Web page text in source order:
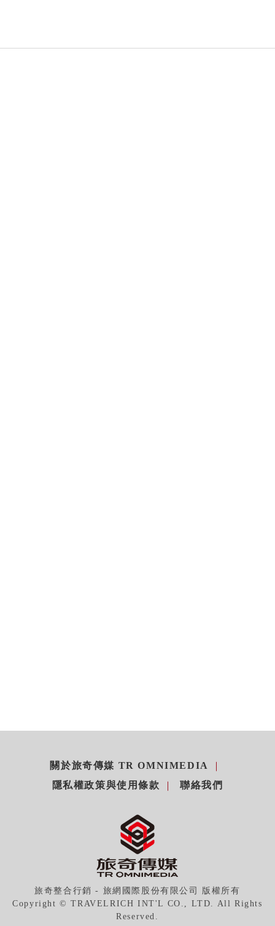
關於旅奇傳媒 TR OMNIMEDIA
隱私權政策與使用條款
聯絡我們
旅奇整合行銷 - 旅網國際股份有限公司 版權所有
Copyright © TRAVELRICH INT'L CO., LTD. All Rights
Reserved.